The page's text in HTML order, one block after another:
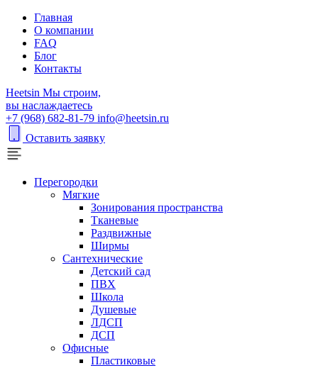
Главная
О компании
FAQ
Блог
Контакты
Heetsin Мы строим,
вы наслаждаетесь
+7 (968) 682-81-79 info@heetsin.ru
Оставить заявку
Перегородки
Мягкие
Зонирования пространства
Тканевые
Раздвижные
Ширмы
Сантехнические
Детский сад
ПВХ
Школа
Душевые
ЛДСП
ДСП
Офисные
Пластиковые